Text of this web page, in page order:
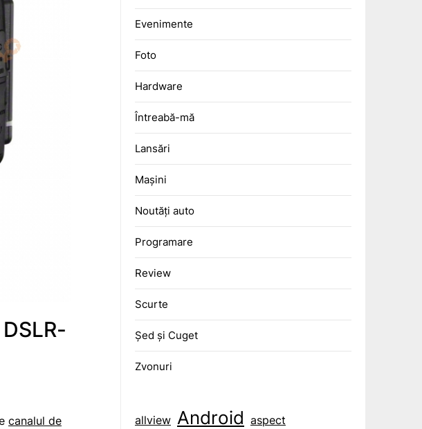
canalul de
Evenimente
Foto
Hardware
Întreabă-mă
Lansări
Mașini
Noutăți auto
Programare
Review
Scurte
Șed și Cuget
Zvonuri
allview Android aspect